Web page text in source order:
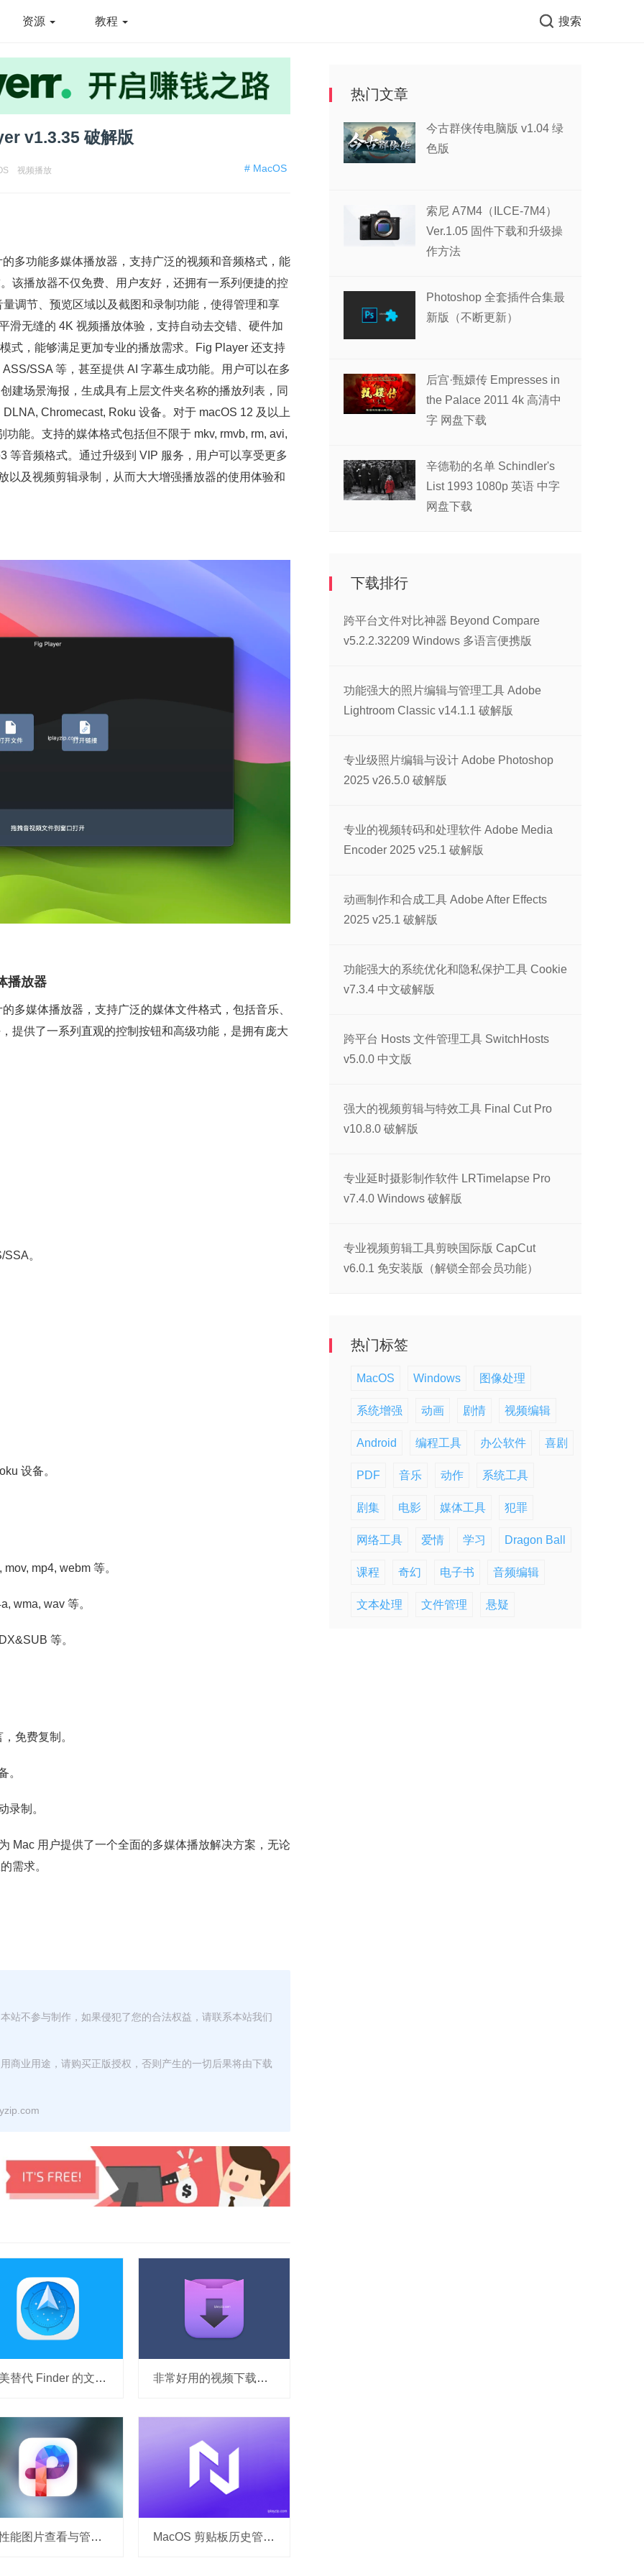
资源 教程 搜索
v1.3.35 破解版
# MacOS
视频播放
多功能多媒体播放器，支持广泛的视频和音频格式，能
该播放器不仅免费、用户友好，还拥有一系列便捷的控
调节、预览区域以及截图和录制功能，使得管理和享
滑无缝的 4K 视频播放体验，支持自动去交错、硬件加
式，能够满足更加专业的播放需求。Fig Player 还支持
SSA 等，甚至提供 AI 字幕生成功能。用户可以在多
建场景海报，生成具有上层文件夹名称的播放列表，同
Chromecast, Roku 设备。对于 macOS 12 及以上
能。支持的媒体格式包括但不限于 mkv, rmvb, rm, avi,
等音频格式。通过升级到 VIP 服务，用户可以享受更多
以及视频剪辑录制，从而大大增强播放器的使用体验和
播放器
多媒体播放器，支持广泛的媒体文件格式，包括音乐、
提供了一系列直观的控制按钮和高级功能，是拥有庞大
。
设备。
mp4, webm 等。
wma, wav 等。
等。
免费复制。
。
录制。
Mac 用户提供了一个全面的多媒体播放解决方案，无论
需求。
站不参与制作，如果侵犯了您的合法权益，请联系本站我们
商业用途，请购买正版授权，否则产生的一切后果将由下载
完美替代 Finder 的文件管理器 Path Finder 2186 破解版 非常好用的视频下载器 Downie v4.12.7 破解版
高性能图片查看与管理工具 Pixea Plus v6.2 破解版 MacOS 剪贴板历史管理工具 NanoClip v1.4.0 破解版
热门文章
今古群侠传电脑版 v1.04 绿
色版
索尼 A7M4（ILCE-7M4）
Ver.1.05 固件下载和升级操
作方法
Photoshop 全套插件合集最
新版（不断更新）
后宫·甄嬛传 Empresses in
the Palace 2011 4k 高清中
字 网盘下载
辛德勒的名单 Schindler's
List 1993 1080p 英语 中字
网盘下载
下载排行
跨平台文件对比神器 Beyond Compare
v5.2.2.32209 Windows 多语言便携版
功能强大的照片编辑与管理工具 Adobe
Lightroom Classic v14.1.1 破解版
专业级照片编辑与设计 Adobe Photoshop
2025 v26.5.0 破解版
专业的视频转码和处理软件 Adobe Media
Encoder 2025 v25.1 破解版
动画制作和合成工具 Adobe After Effects
2025 v25.1 破解版
功能强大的系统优化和隐私保护工具 Cookie
v7.3.4 中文破解版
跨平台 Hosts 文件管理工具 SwitchHosts
v5.0.0 中文版
强大的视频剪辑与特效工具 Final Cut Pro
v10.8.0 破解版
专业延时摄影制作软件 LRTimelapse Pro
v7.4.0 Windows 破解版
专业视频剪辑工具剪映国际版 CapCut
v6.0.1 免安装版（解锁全部会员功能）
热门标签
MacOS Windows 图像处理
系统增强 动画 剧情 视频编辑
Android 编程工具 办公软件 喜剧
PDF 音乐 动作 系统工具
剧集 电影 媒体工具 犯罪
网络工具 爱情 学习 Dragon Ball
课程 奇幻 电子书 音频编辑
文本处理 文件管理 悬疑